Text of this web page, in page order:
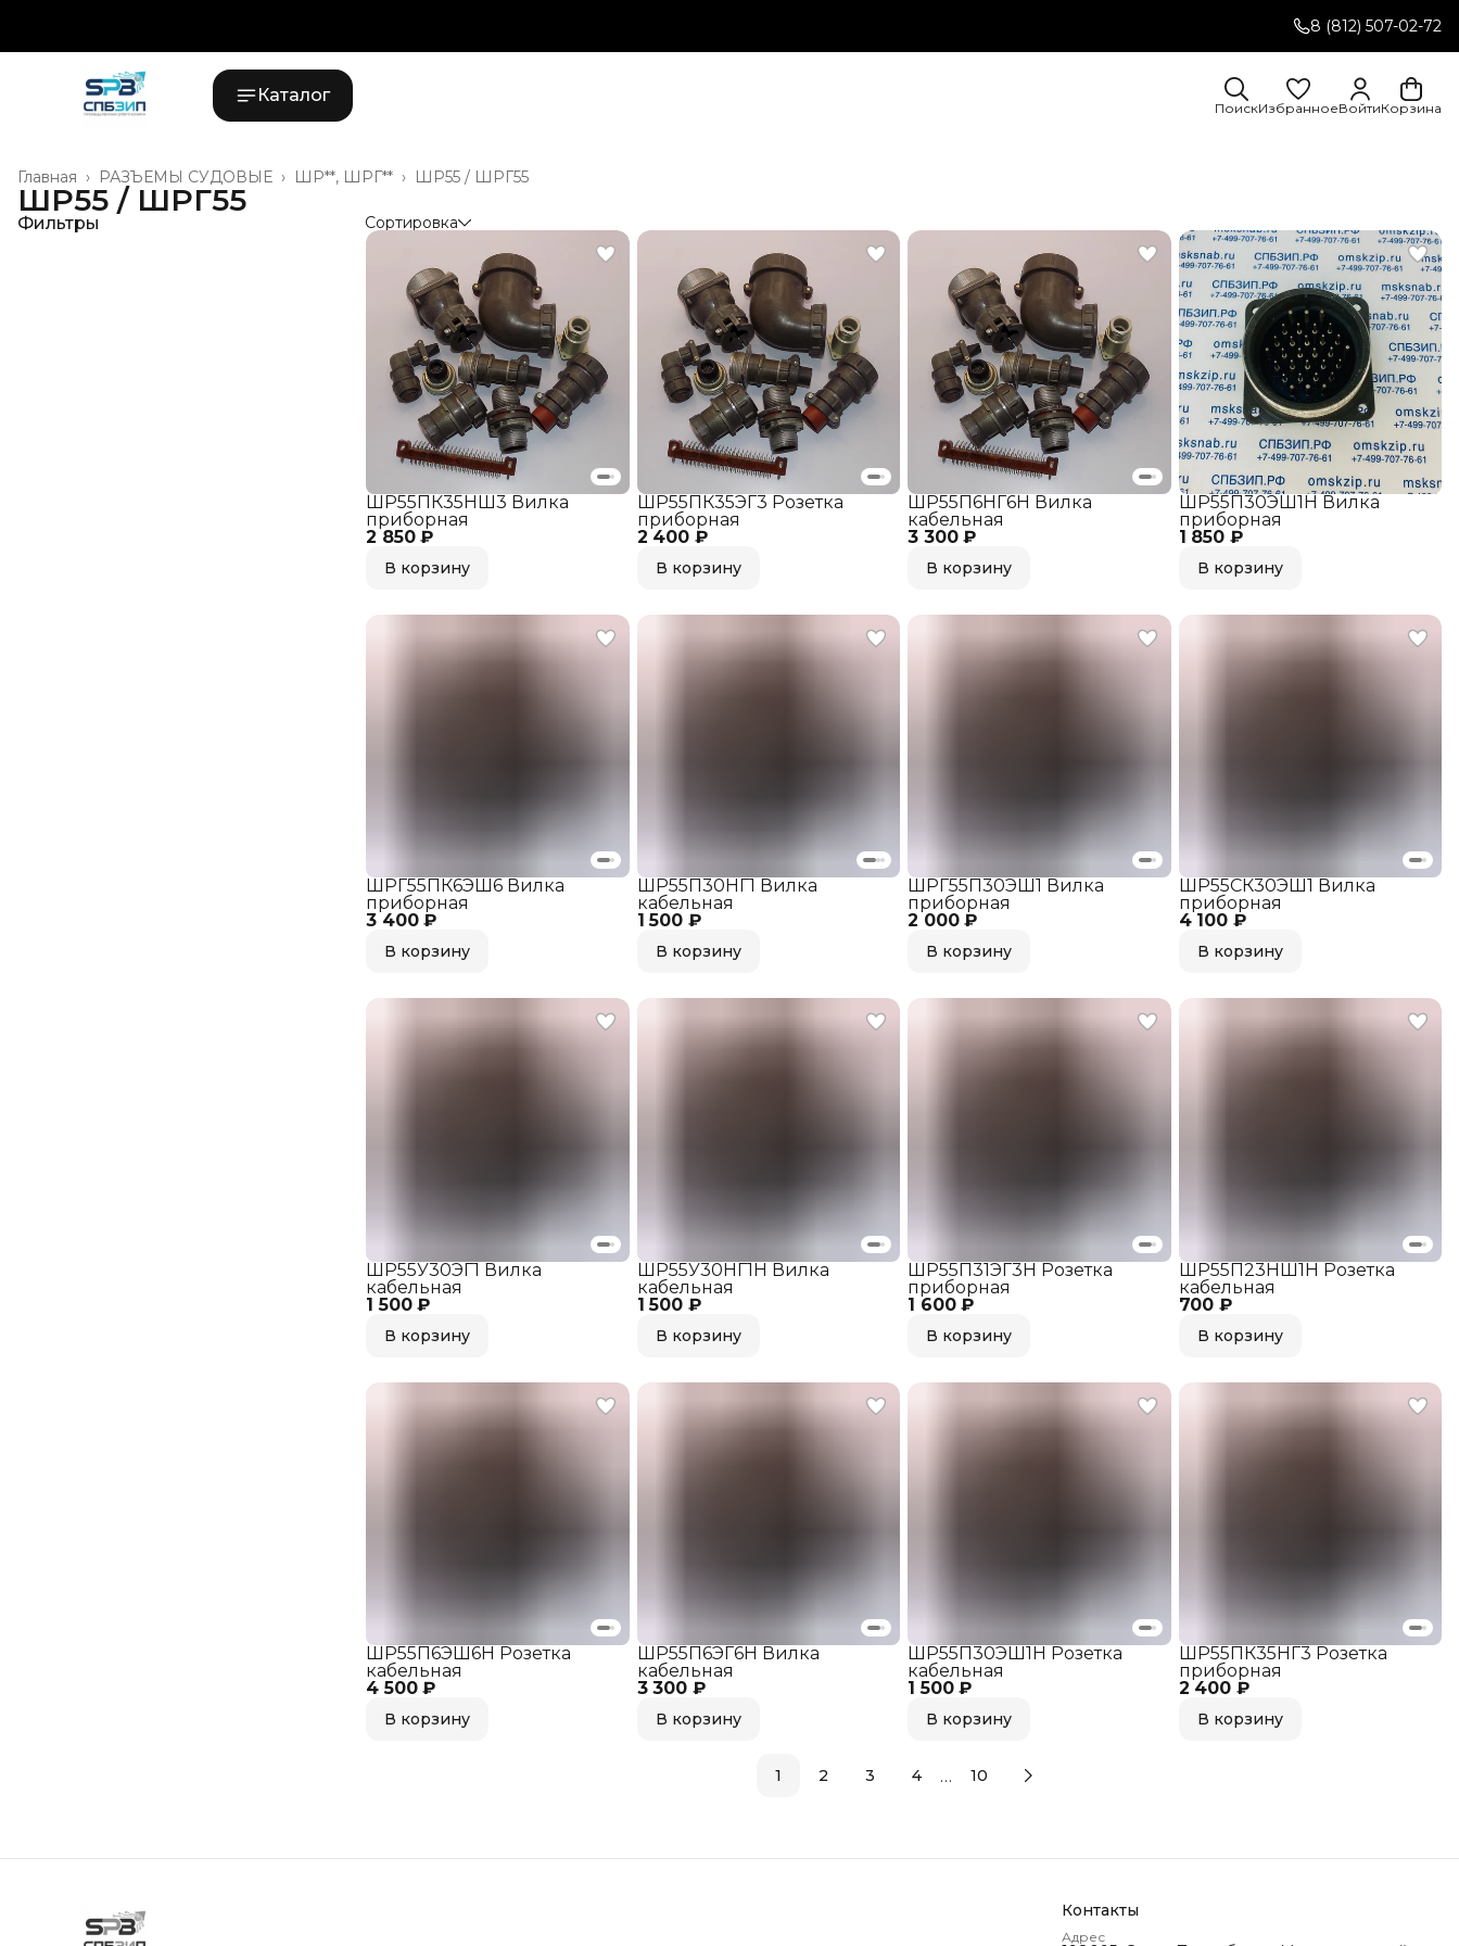
8 (812) 507-02-72
Каталог
ПоискИзбранноеВойтиКорзина
ШР55 / ШРГ55
ШР**, ШРГ** ›
РАЗЪЁМЫ СУДОВЫЕ ›
Главная ›
ШР55 / ШРГ55
Фильтры Сортировка
2 850 ₽
ШР55ПК35НШ3 Вилка
приборная
В корзину
2 400 ₽
ШР55ПК35ЭГ3 Розетка
приборная
В корзину
3 300 ₽
ШР55П6НГ6Н Вилка
кабельная
В корзину
1 850 ₽
ШР55П30ЭШ1Н Вилка
приборная
В корзину
3 400 ₽
ШРГ55ПК6ЭШ6 Вилка
приборная
В корзину
1 500 ₽
ШР55П30НГ1 Вилка
кабельная
В корзину
2 000 ₽
ШРГ55П30ЭШ1 Вилка
приборная
В корзину
4 100 ₽
ШР55СК30ЭШ1 Вилка
приборная
В корзину
1 500 ₽
ШР55У30ЭГ1 Вилка
кабельная
В корзину
1 500 ₽
ШР55У30НГ1Н Вилка
кабельная
В корзину
1 600 ₽
ШР55П31ЭГ3Н Розетка
приборная
В корзину
700 ₽
ШР55П23НШ1Н Розетка
кабельная
В корзину
4 500 ₽
ШР55П6ЭШ6Н Розетка
кабельная
В корзину
3 300 ₽
ШР55П6ЭГ6Н Вилка
кабельная
В корзину
1 500 ₽
ШР55П30ЭШ1Н Розетка
кабельная
В корзину
2 400 ₽
ШР55ПК35НГ3 Розетка
приборная
В корзину
1 2 3 4 … 10
Контакты
Адрес